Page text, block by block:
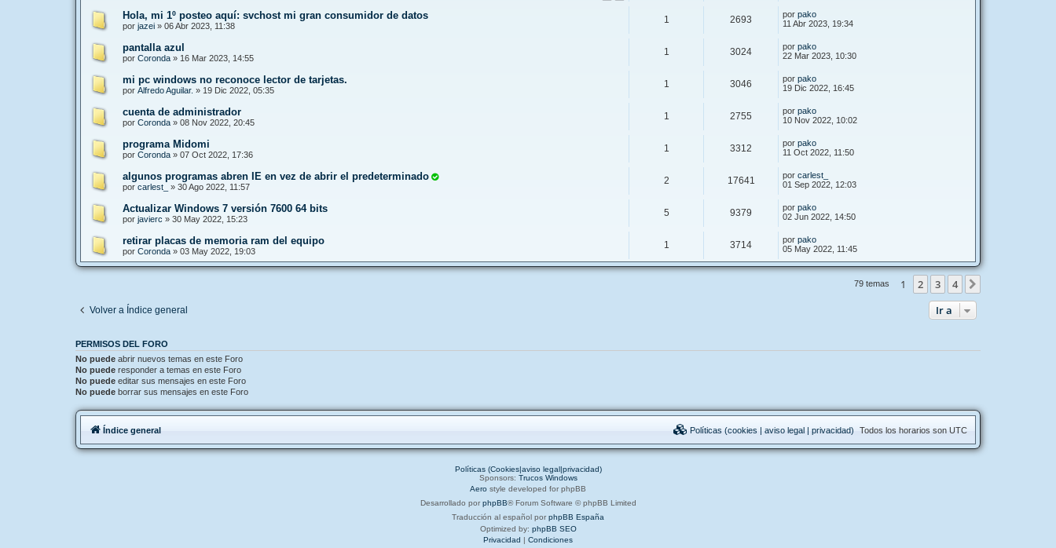
Hola, mi 1º posteo aquí: svchost mi gran consumidor de datos
por jazei » 06 Abr 2023, 11:38
1 2693 por pako
11 Abr 2023, 19:34
pantalla azul
por Coronda » 16 Mar 2023, 14:55
1 3024 por pako
22 Mar 2023, 10:30
mi pc windows no reconoce lector de tarjetas.
por Alfredo Aguilar. » 19 Dic 2022, 05:35
1 3046 por pako
19 Dic 2022, 16:45
cuenta de administrador
por Coronda » 08 Nov 2022, 20:45
1 2755 por pako
10 Nov 2022, 10:02
programa Midomi
por Coronda » 07 Oct 2022, 17:36
1 3312 por pako
11 Oct 2022, 11:50
algunos programas abren IE en vez de abrir el predeterminado
por carlest_ » 30 Ago 2022, 11:57
2 17641 por carlest_
01 Sep 2022, 12:03
Actualizar Windows 7 versión 7600 64 bits
por javierc » 30 May 2022, 15:23
5 9379 por pako
02 Jun 2022, 14:50
retirar placas de memoria ram del equipo
por Coronda » 03 May 2022, 19:03
1 3714 por pako
05 May 2022, 11:45
79 temas 1 2 3 4
Volver a Índice general Ir a
PERMISOS DEL FORO
No puede abrir nuevos temas en este Foro
No puede responder a temas en este Foro
No puede editar sus mensajes en este Foro
No puede borrar sus mensajes en este Foro
Índice general Todos los horarios son UTC
Políticas (cookies | aviso legal | privacidad)
Políticas (Cookies|aviso legal|privacidad)
Sponsors: Trucos Windows
Aero style developed for phpBB
Desarrollado por phpBB® Forum Software © phpBB Limited
Traducción al español por phpBB España
Optimized by: phpBB SEO
Privacidad | Condiciones